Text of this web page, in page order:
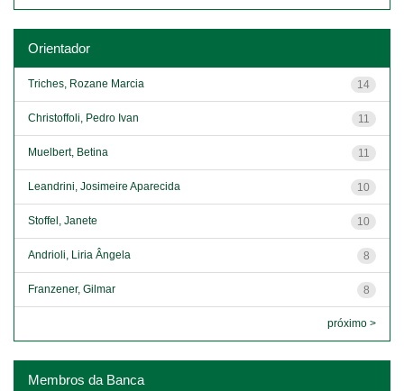
Orientador
14
Triches, Rozane Marcia
11
Christoffoli, Pedro Ivan
11
Muelbert, Betina
10
Leandrini, Josimeire Aparecida
10
Stoffel, Janete
8
Andrioli, Liria Ângela
8
Franzener, Gilmar
próximo >
Membros da Banca